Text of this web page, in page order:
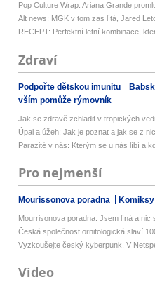
Pop Culture Wrap: Ariana Grande
Alt news: MGK v tom zas lítá, Jared
RECEPT: Perfektní letní kombinace,
Zdraví
Podpořte dětskou imunitu
vším pomůže rýmovník
Jak se zdravě zchladit v tropických
Úpal a úžeh: Jak je poznat a jak se z
Parazité v nás: Kterým se u nás líbí a
Pro nejmenší
Mourissonova poradna Komiksy
Mourrisonova poradna: Jsem líná a nic
Česká společnost ornitologická slaví
Vyzkoušejte český kyberpunk. V
Video